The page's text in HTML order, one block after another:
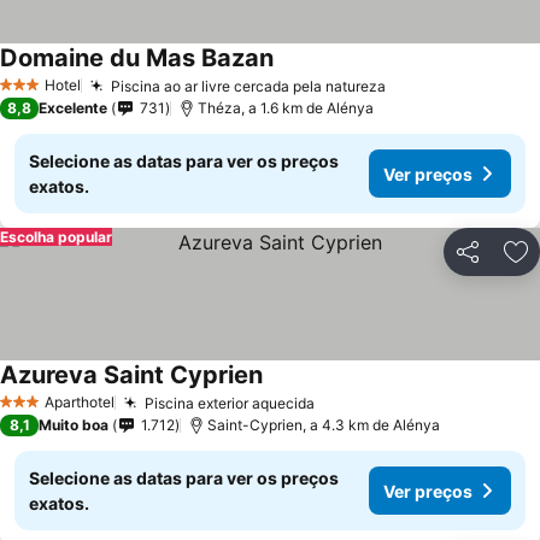
3 EstrelasHotel Piscina ao ar livre cercada pela natureza
Domaine du Mas Bazan
8,8 Excelente 731 Théza, a 1.6 km de Alénya
Selecione as datas para ver os preços
exatos.
Ver preços
Partilhar
Escolha popular
3 EstrelasAparthotel Piscina exterior aquecida
Azureva Saint Cyprien
8,1 Muito boa 1.712 Saint-Cyprien, a 4.3 km de Alénya
Selecione as datas para ver os preços
exatos.
Ver preços